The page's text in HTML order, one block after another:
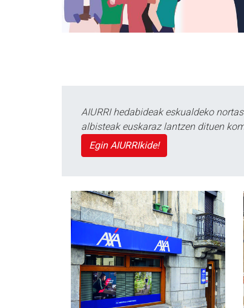
AIURRI hedabideak eskualdeko
albisteak euskaraz lantzen dituen
Egin AIURRIkide!